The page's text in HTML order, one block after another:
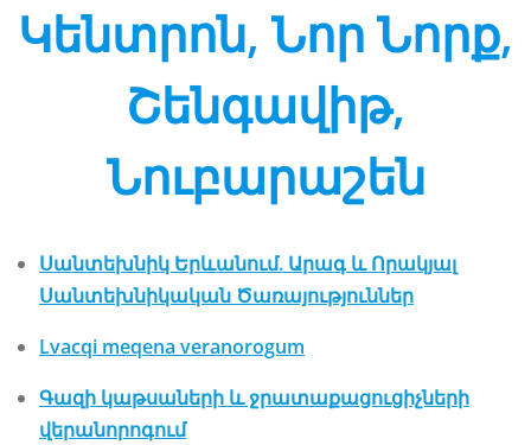
Կենտրոն, Նոր Նորք,
Շենգավիթ,
Նուբարաշեն
Սանտեխնիկ Երևանում. Արագ և Որակյալ
Սանտեխնիկական Ծառայություններ
Lvacqi meqena veranorogum
Գազի կաթսաների և ջրատաքացուցիչների
վերանորոգում